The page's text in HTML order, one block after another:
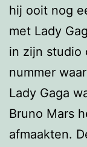
hij ooit nog
met Lady
in zijn studio
nummer
Lady Gaga
Bruno Mars
afmaakten.